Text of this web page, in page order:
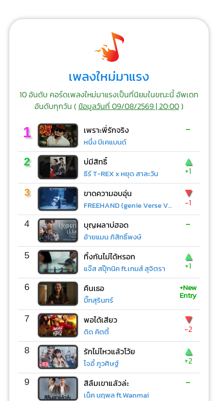
เพลงใหม่มาแรง
10 อันดับ คอร์ดเพลงใหม่มาแรงเป็นที่นิยมในขณะนี้ อัพเดท
อันดับทุกวัน (ข้อมูลวันที่ 09/08/2569 | 20:00)
1 เพราะพี่รักจริง
หนึ่ง บีเคแบนด์
-
2 บ่มีสิทธิ์
ธีร์ T-REX x หยุด สาละวัน
▲
+1
3 ขาดความอบอุ่น
FREEHAND (genie Verse Vol.1)
▼
-1
4 บุญผลาบ่ฮอด
อ้ายแมน ภิสิทธิ์พงษ์
-
5 ทิ้งกันไม่ได้หรอก
แจ๊ส สปุ๊กนิค ft.เกมส์ สุจิตรา
▲
+1
6 คืนเธอ
บิ๊กสุรินทร์
+New
Entry
7 พอได้เสียว
ดิด คิตตี้
▼
-2
8 รักไม่ไหวแล้วโว้ย
โจอี้ ภูวศิษฐ์
▲
+2
9 สิลืมเขาแล้วล่ะ
เน็ค นฤพล ft.Wanmai
-